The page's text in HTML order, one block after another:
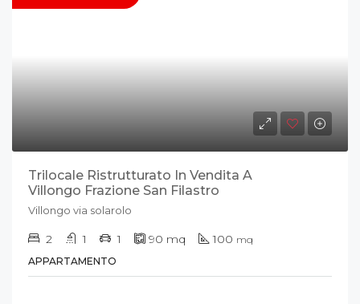
Trilocale Ristrutturato In Vendita A
Villongo Frazione San Filastro
Villongo via solarolo
2 1 1 90 mq 100 mq
APPARTAMENTO